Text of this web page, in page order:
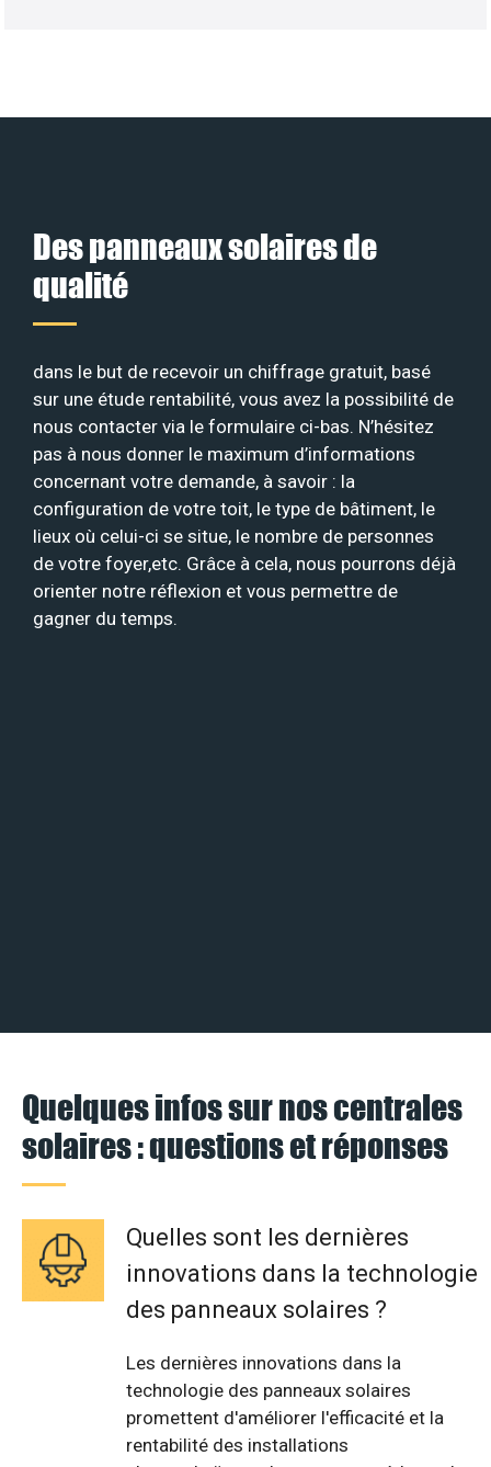
Des panneaux solaires de
qualité
dans le but de recevoir un chiffrage gratuit, basé
sur une étude rentabilité, vous avez la possibilité de
nous contacter via le formulaire ci-bas. N’hésitez
pas à nous donner le maximum d’informations
concernant votre demande, à savoir : la
configuration de votre toit, le type de bâtiment, le
lieux où celui-ci se situe, le nombre de personnes
de votre foyer,etc. Grâce à cela, nous pourrons déjà
orienter notre réflexion et vous permettre de
gagner du temps.
Quelques infos sur nos centrales
solaires : questions et réponses
Quelles sont les dernières
innovations dans la technologie
des panneaux solaires ?
Les dernières innovations dans la
technologie des panneaux solaires
promettent d'améliorer l'efficacité et la
rentabilité des installations